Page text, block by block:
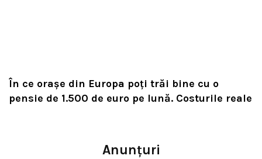
În ce orașe din Europa poți trăi bine cu o
pensie de 1.500 de euro pe lună. Costurile reale
Anunțuri